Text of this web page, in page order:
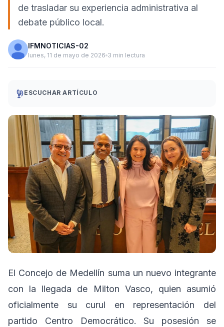
de trasladar su experiencia administrativa al
debate público local.
IFMNOTICIAS-02
lunes, 11 de mayo de 2026 3 min lectura
ESCUCHAR ARTÍCULO
El Concejo de Medellín suma un nuevo integrante
con la llegada de Milton Vasco, quien asumió
oficialmente su curul en representación del
partido Centro Democrático. Su posesión se